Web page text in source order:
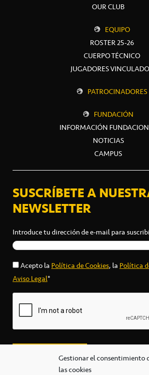
Gestionar el consentimiento
las cookies
OUR CLUB
EQUIPO
ROSTER 25-26
CUERPO TÉCNICO
JUGADORES
PATROCINADORES
FUNDACIÓN
INFORMACIÓN
NOTICIAS
CAMPUS
SUSCRÍBETE A
NEWSLETTER
Introduce tu dirección de e-mail para
Acepto laPolítica de Cookies, laPolítica
Aviso Legal*